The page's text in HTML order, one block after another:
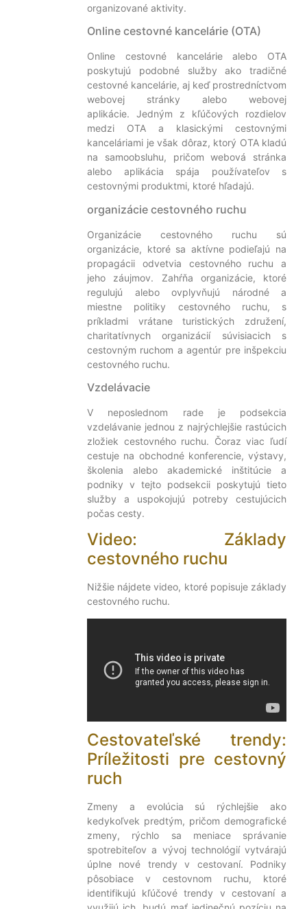
organizované aktivity.
Online cestovné kancelárie (OTA)
Online cestovné kancelárie alebo OTA
poskytujú podobné služby ako tradičné
cestovné kancelárie, aj keď prostredníctvom
webovej stránky alebo webovej
aplikácie. Jedným z kľúčových rozdielov
medzi OTA a klasickými cestovnými
kanceláriami je však dôraz, ktorý OTA kladú
na samoobsluhu, pričom webová stránka
alebo aplikácia spája používateľov s
cestovnými produktmi, ktoré hľadajú.
organizácie cestovného ruchu
Organizácie cestovného ruchu sú
organizácie, ktoré sa aktívne podieľajú na
propagácii odvetvia cestovného ruchu a
jeho záujmov. Zahŕňa organizácie, ktoré
regulujú alebo ovplyvňujú národné a
miestne politiky cestovného ruchu, s
príkladmi vrátane turistických združení,
charitatívnych organizácií súvisiacich s
cestovným ruchom a agentúr pre inšpekciu
cestovného ruchu.
Vzdelávacie
V neposlednom rade je podsekcia
vzdelávanie jednou z najrýchlejšie rastúcich
zložiek cestovného ruchu. Čoraz viac ľudí
cestuje na obchodné konferencie, výstavy,
školenia alebo akademické inštitúcie a
podniky v tejto podsekcii poskytujú tieto
služby a uspokojujú potreby cestujúcich
počas cesty.
Video: Základy
cestovného ruchu
Nižšie nájdete video, ktoré popisuje základy
cestovného ruchu.
Cestovateľské trendy:
Príležitosti pre cestovný
ruch
Zmeny a evolúcia sú rýchlejšie ako
kedykoľvek predtým, pričom demografické
zmeny, rýchlo sa meniace správanie
spotrebiteľov a vývoj technológií vytvárajú
úplne nové trendy v cestovaní. Podniky
pôsobiace v cestovnom ruchu, ktoré
identifikujú kľúčové trendy v cestovaní a